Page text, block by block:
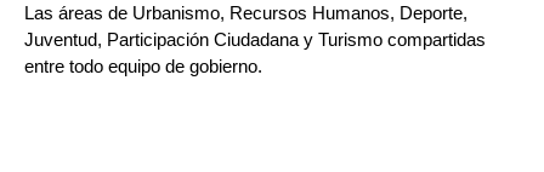
Las áreas de Urbanismo, Recursos Humanos, Deporte,
Juventud, Participación Ciudadana y Turismo compartidas
entre todo equipo de gobierno.